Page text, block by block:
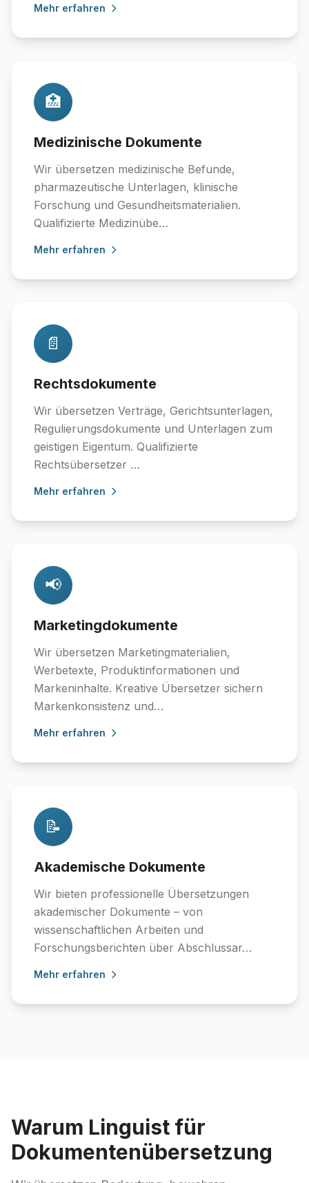
Mehr erfahren
🏥
Medizinische Dokumente
Wir übersetzen medizinische Befunde,
pharmazeutische Unterlagen, klinische
Forschung und Gesundheitsmaterialien.
Qualifizierte Medizinübe…
Mehr erfahren
📄
Rechtsdokumente
Wir übersetzen Verträge, Gerichtsunterlagen,
Regulierungsdokumente und Unterlagen zum
geistigen Eigentum. Qualifizierte
Rechtsübersetzer …
Mehr erfahren
📢
Marketingdokumente
Wir übersetzen Marketingmaterialien,
Werbetexte, Produktinformationen und
Markeninhalte. Kreative Übersetzer sichern
Markenkonsistenz und…
Mehr erfahren
📝
Akademische Dokumente
Wir bieten professionelle Übersetzungen
akademischer Dokumente – von
wissenschaftlichen Arbeiten und
Forschungsberichten über Abschlussar…
Mehr erfahren
Warum Linguist für
Dokumentenübersetzung